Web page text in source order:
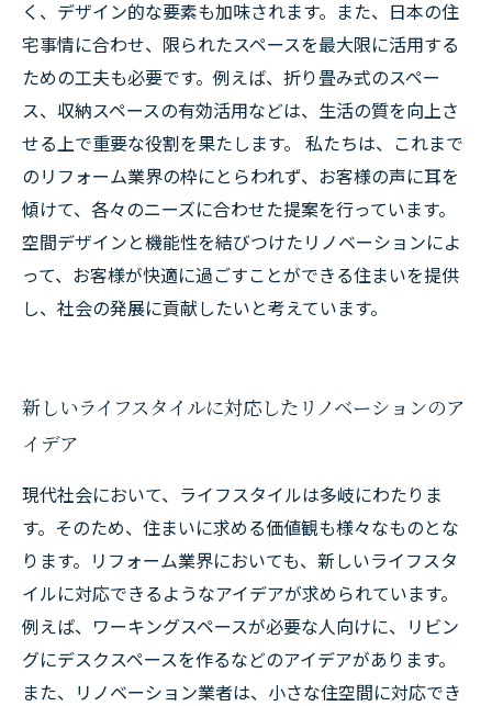
く、デザイン的な要素も加味されます。また、日本の住
宅事情に合わせ、限られたスペースを最大限に活用する
ための工夫も必要です。例えば、折り畳み式のスペー
ス、収納スペースの有効活用などは、生活の質を向上さ
せる上で重要な役割を果たします。 私たちは、これまで
のリフォーム業界の枠にとらわれず、お客様の声に耳を
傾けて、各々のニーズに合わせた提案を行っています。
空間デザインと機能性を結びつけたリノベーションによ
って、お客様が快適に過ごすことができる住まいを提供
し、社会の発展に貢献したいと考えています。
新しいライフスタイルに対応したリノベーションのア
イデア
現代社会において、ライフスタイルは多岐にわたりま
す。そのため、住まいに求める価値観も様々なものとな
ります。リフォーム業界においても、新しいライフスタ
イルに対応できるようなアイデアが求められています。
例えば、ワーキングスペースが必要な人向けに、リビン
グにデスクスペースを作るなどのアイデアがあります。
また、リノベーション業者は、小さな住空間に対応でき